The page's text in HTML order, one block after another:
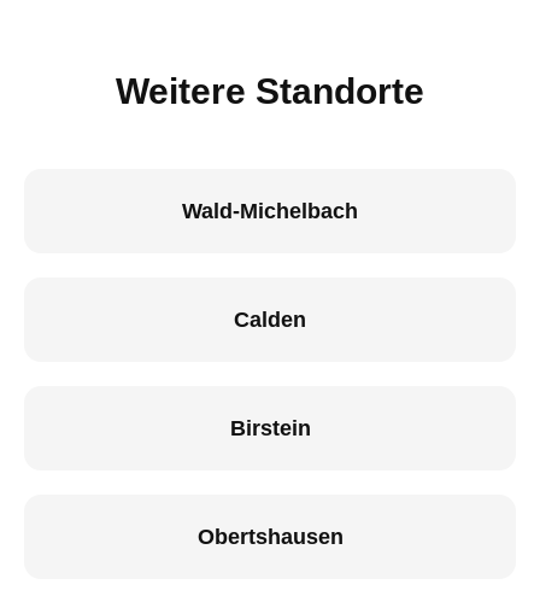
Weitere Standorte
Wald-Michelbach
Calden
Birstein
Obertshausen